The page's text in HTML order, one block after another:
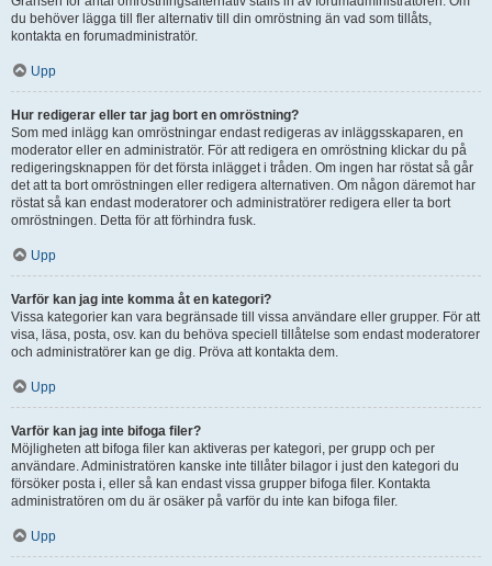
du behöver lägga till fler alternativ till din omröstning än vad som tillåts,
kontakta en forumadministratör.
Upp
Hur redigerar eller tar jag bort en omröstning?
Som med inlägg kan omröstningar endast redigeras av inläggsskaparen, en
moderator eller en administratör. För att redigera en omröstning klickar du på
redigeringsknappen för det första inlägget i tråden. Om ingen har röstat så går
det att ta bort omröstningen eller redigera alternativen. Om någon däremot har
röstat så kan endast moderatorer och administratörer redigera eller ta bort
omröstningen. Detta för att förhindra fusk.
Upp
Varför kan jag inte komma åt en kategori?
Vissa kategorier kan vara begränsade till vissa användare eller grupper. För att
visa, läsa, posta, osv. kan du behöva speciell tillåtelse som endast moderatorer
och administratörer kan ge dig. Pröva att kontakta dem.
Upp
Varför kan jag inte bifoga filer?
Möjligheten att bifoga filer kan aktiveras per kategori, per grupp och per
användare. Administratören kanske inte tillåter bilagor i just den kategori du
försöker posta i, eller så kan endast vissa grupper bifoga filer. Kontakta
administratören om du är osäker på varför du inte kan bifoga filer.
Upp